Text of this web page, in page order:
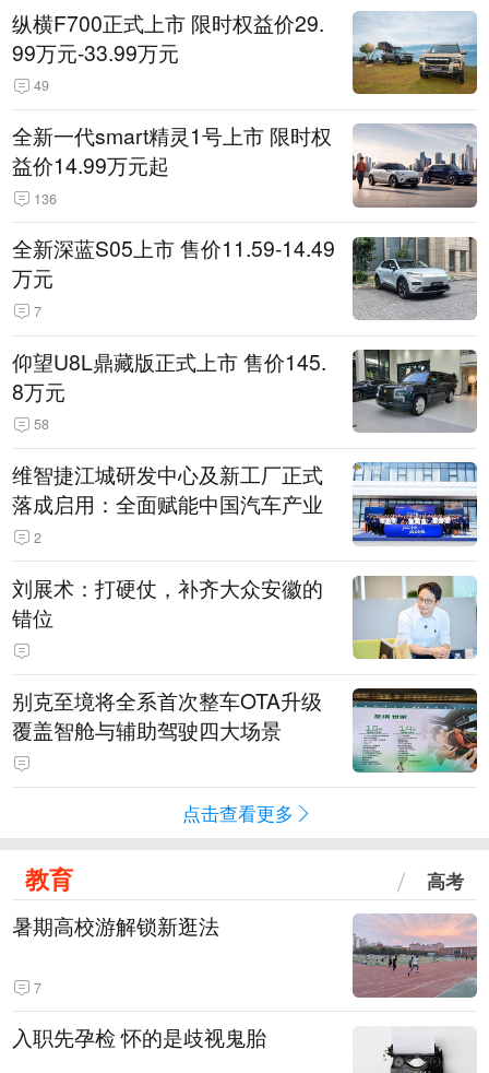
纵横F700正式上市 限时权益价29.
99万元-33.99万元
49
全新一代smart精灵1号上市 限时权
益价14.99万元起
136
全新深蓝S05上市 售价11.59-14.49
万元
7
仰望U8L鼎藏版正式上市 售价145.
8万元
58
维智捷江城研发中心及新工厂正式
落成启用：全面赋能中国汽车产业
2
刘展术：打硬仗，补齐大众安徽的
错位
别克至境将全系首次整车OTA升级
覆盖智舱与辅助驾驶四大场景
点击查看更多
教育 高考
暑期高校游解锁新逛法
7
入职先孕检 怀的是歧视鬼胎